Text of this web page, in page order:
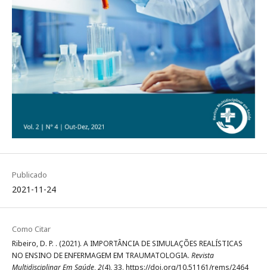
Publicado
2021-11-24
Como Citar
Ribeiro, D. P. . (2021). A IMPORTÂNCIA DE SIMULAÇÕES REALÍSTICAS
NO ENSINO DE ENFERMAGEM EM TRAUMATOLOGIA. Revista
Multidisciplinar Em Saúde,2(4), 33. https://doi.org/10.51161/rems/2464